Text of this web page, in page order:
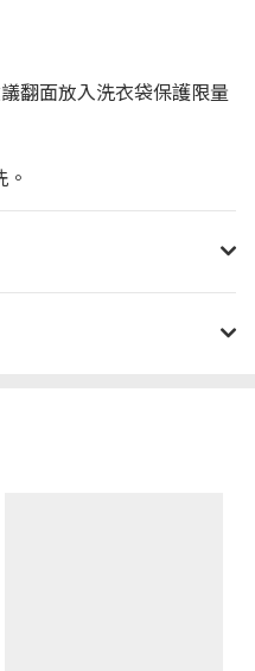
翻面放入洗衣袋保護限量